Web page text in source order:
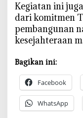
n
P
a
n
Kegiatan ini
dari komitmen
pembangunan
kesejahteraan
Bagikan ini:
Facebook
WhatsApp